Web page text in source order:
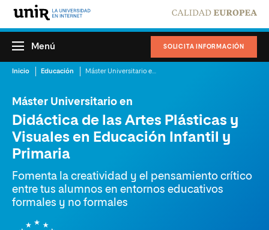
SOLICITA INFORMACIÓN
Menú
Inicio Educación
Máster Universitario en
Didáctica de las Artes Plásticas y
Visuales en Educación Infantil y
Primaria
Fomenta la creatividad y el pensamiento crítico
entre tus alumnos en entornos educativos
formales y no formales